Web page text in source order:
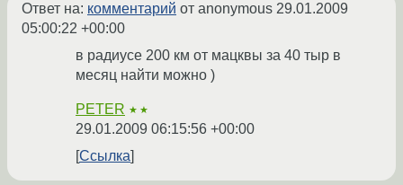
Ответ на: комментарий от anonymous 29.01.2009
05:00:22 +00:00
в радиусе 200 км от мацквы за 40 тыр в
месяц найти можно )
PETER ★★
29.01.2009 06:15:56 +00:00
Ссылка